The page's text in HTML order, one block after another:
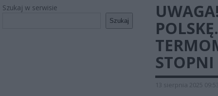
Szukaj w serwisie
Szukaj
STOPNI
13 sierpnia 2025